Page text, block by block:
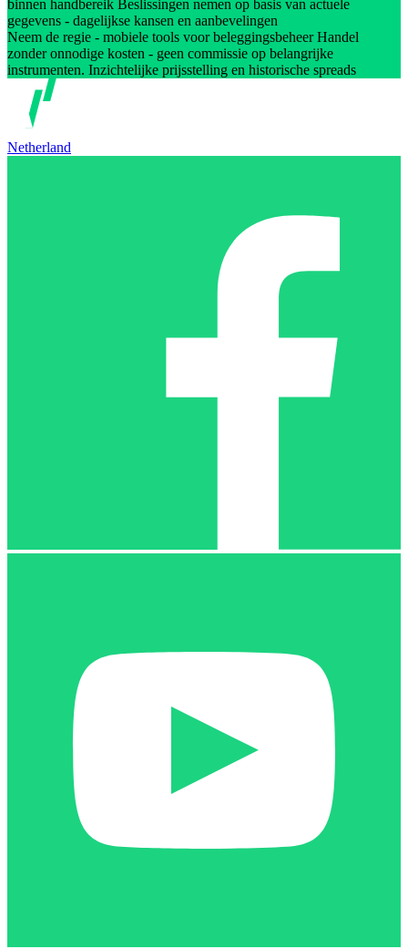
binnen handbereik Beslissingen nemen op basis van actuele
gegevens - dagelijkse kansen en aanbevelingen
Neem de regie - mobiele tools voor beleggingsbeheer Handel
zonder onnodige kosten - geen commissie op belangrijke
instrumenten. Inzichtelijke prijsstelling en historische spreads
Netherland